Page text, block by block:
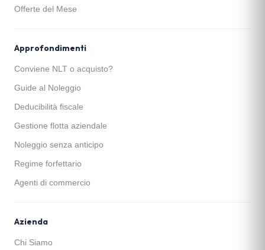
Offerte del Mese
Approfondimenti
Conviene NLT o acquisto?
Guide al Noleggio
Deducibilità fiscale
Gestione flotta aziendale
Noleggio senza anticipo
Regime forfettario
Agenti di commercio
Azienda
Chi Siamo